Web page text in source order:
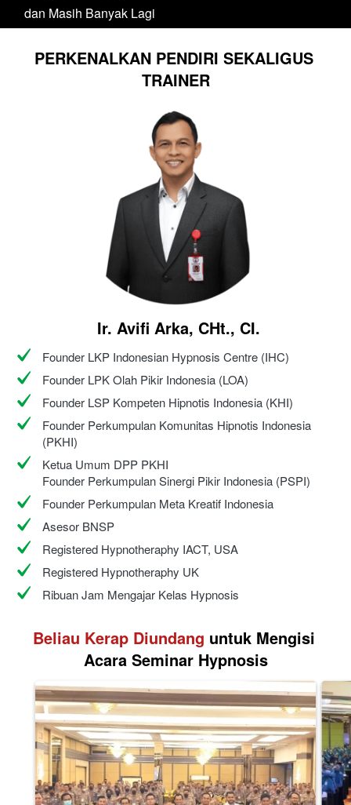
   dan Masih Banyak Lagi
PERKENALKAN PENDIRI SEKALIGUS
TRAINER
Ir. Avifi Arka, CHt., CI.
Founder LKP Indonesian Hypnosis Centre (IHC)
Founder LPK Olah Pikir Indonesia (LOA)
Founder LSP Kompeten Hipnotis Indonesia (KHI)
Founder Perkumpulan Komunitas Hipnotis Indonesia
(PKHI)
Ketua Umum DPP PKHI
Founder Perkumpulan Sinergi Pikir Indonesia (PSPI)
Founder Perkumpulan Meta Kreatif Indonesia
Asesor BNSP
Registered Hypnotheraphy IACT, USA
Registered Hypnotheraphy UK
Ribuan Jam Mengajar Kelas Hypnosis
Beliau Kerap Diundang untuk Mengisi
Acara Seminar Hypnosis